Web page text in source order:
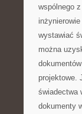
wspólnego
wystawiać
można
projektowe.
świadectwa
dokumenty